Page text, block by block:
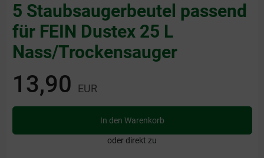
5 Staubsaugerbeutel passend
für FEIN Dustex 25 L
Nass/Trockensauger
13,90 EUR
In den Warenkorb
oder direkt zu